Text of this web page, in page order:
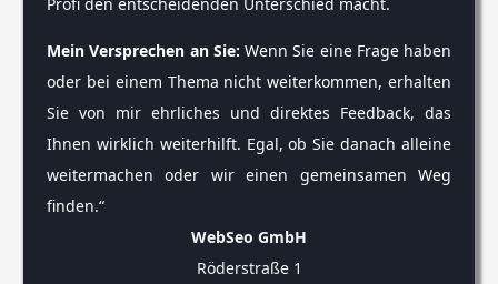
Mein Versprechen an Sie: Wenn Sie eine Frage haben
oder bei einem Thema nicht weiterkommen, erhalten
Sie von mir ehrliches und direktes Feedback, das
Ihnen wirklich weiterhilft. Egal, ob Sie danach alleine
weitermachen oder wir einen gemeinsamen Weg
finden.“
WebSeo GmbH
Röderstraße 1